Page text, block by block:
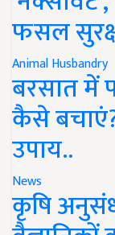
फसल
Animal Husbandry
बरसात में
कैसे
उपाय..
News
कृषि